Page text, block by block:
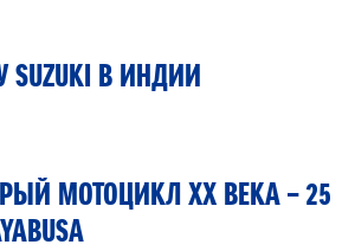
SUZUKI В ИНДИИ
МОТОЦИКЛ XX ВЕКА – 25